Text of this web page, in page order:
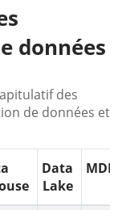
données
des
de données et
Data
Lake
MDM